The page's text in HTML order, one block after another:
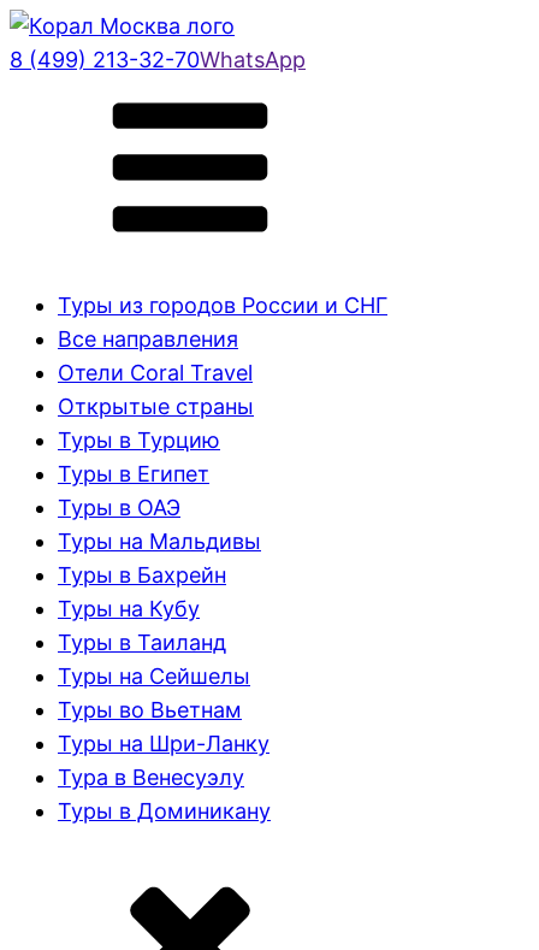
8 (499) 213-32-70WhatsApp
Туры из городов России и СНГ
Все направления
Отели Coral Travel
Открытые страны
Туры в Турцию
Туры в Египет
Туры в ОАЭ
Туры на Мальдивы
Туры в Бахрейн
Туры на Кубу
Туры в Таиланд
Туры на Сейшелы
Туры во Вьетнам
Туры на Шри-Ланку
Тура в Венесуэлу
Туры в Доминикану